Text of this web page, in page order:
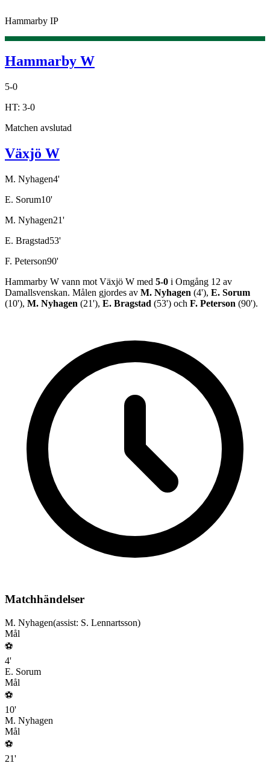
Hammarby IP
Hammarby W
5-0
HT: 3-0
Matchen avslutad
Växjö W
M. Nyhagen4'
E. Sorum10'
M. Nyhagen21'
E. Bragstad53'
F. Peterson90'
Hammarby W vann mot Växjö W med 5-0 i Omgång 12 av
Damallsvenskan. Målen gjordes av M. Nyhagen (4'), E. Sorum
(10'), M. Nyhagen (21'), E. Bragstad (53') och F. Peterson (90').
Matchhändelser
M. Nyhagen(assist: S. Lennartsson)
Mål
⚽
4'
E. Sorum
Mål
⚽
10'
M. Nyhagen
Mål
⚽
21'